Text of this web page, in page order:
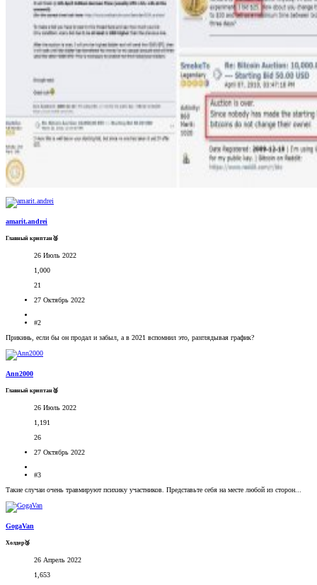
amarit.andrei
Главный криптан🥈
26 Июль 2022
1,000
21
27 Октябрь 2022
#2
Прикинь, если бы он продал и забыл, а в 2021 вспомнил это, разглядывая график?
Ann2000
Главный криптан🥈
26 Июль 2022
1,191
26
27 Октябрь 2022
#3
Такие случаи очень травмируют психику участников. Представьте себя на месте любой из сторон...
GogaVan
Холдер🥉
26 Апрель 2022
1,653